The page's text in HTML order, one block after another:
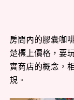
房間內的膠囊咖
楚標上價格，要
實商店的概念，
規。